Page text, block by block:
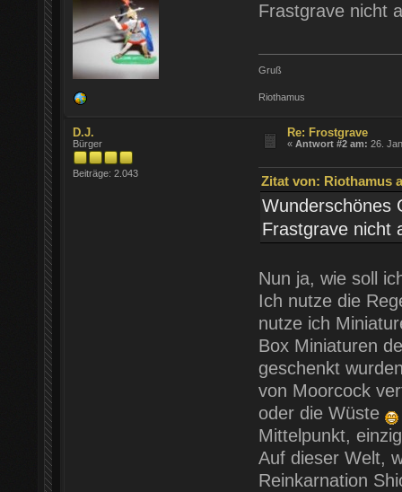
Frastgrave nicht
Gruß
Riothamus
D.J.
Bürger
Beiträge: 2.043
Re: Frostgrave
«Antwort #2 am: 26.
Zitat von: Riothamus
Wunderschönes
Frastgrave nicht
Nun ja, wie soll
Ich nutze die
nutze ich
Box Miniaturen
geschenkt
von Moorcock
oder die Wüste
Mittelpunkt,
Auf dieser Welt,
Reinkarnation